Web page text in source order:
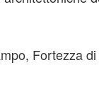
Fortezza